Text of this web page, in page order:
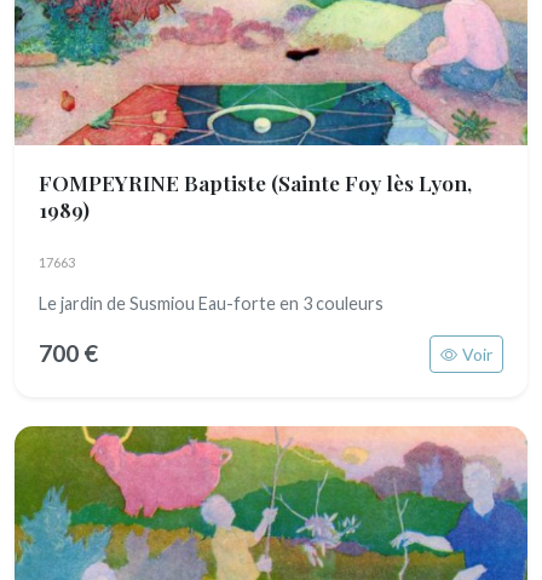
FOMPEYRINE Baptiste (Sainte Foy lès Lyon,
1989)
17663
Le jardin de Susmiou Eau-forte en 3 couleurs
700 € Voir